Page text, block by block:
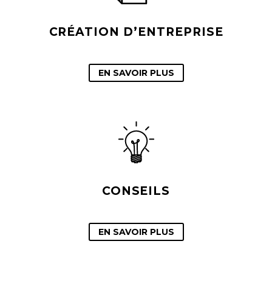
CRÉATION D’ENTREPRISE
EN SAVOIR PLUS
CONSEILS
EN SAVOIR PLUS